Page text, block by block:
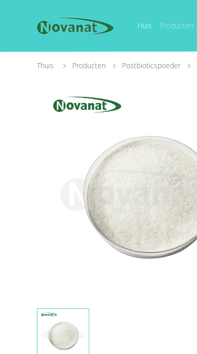
Huis Producten
Thuis Producten Postbioticspoeder